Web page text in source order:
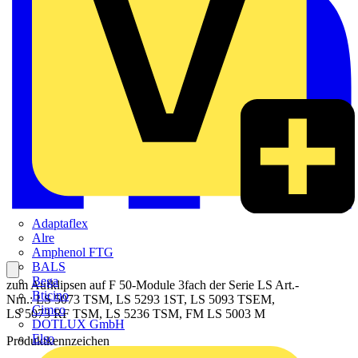
Adaptaflex
Alre
Amphenol FTG
BALS
Bega
Bticino
Cimco
DOTLUX GmbH
Elso
zum Aufklipsen auf F 50-Module 3fach der Serie LS Art.-
Nrn.: LS 5073 TSM, LS 5293 1ST, LS 5093 TSEM,
LS 5073 RF TSM, LS 5236 TSM, FM LS 5003 M
Produktkennzeichen